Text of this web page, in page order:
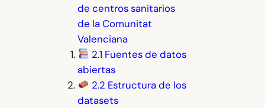
de centros sanitarios
de la Comunitat
Valenciana
2.1 Fuentes de datos
abiertas
2.2 Estructura de los
datasets